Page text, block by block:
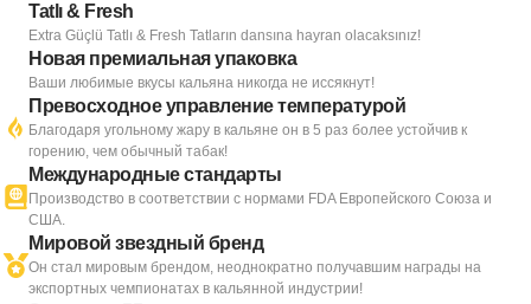
Tatlı & Fresh
Extra Güçlü Tatlı & Fresh Tatların dansına hayran olacaksınız!
Новая премиальная упаковка
Ваши любимые вкусы кальяна никогда не иссякнут!
Превосходное управление температурой
Благодаря угольному жару в кальяне он в 5 раз более устойчив к
горению, чем обычный табак!
Международные стандарты
Производство в соответствии с нормами FDA Европейского Союза и
США.
Мировой звездный бренд
Он стал мировым брендом, неоднократно получавшим награды на
экспортных чемпионатах в кальянной индустрии!